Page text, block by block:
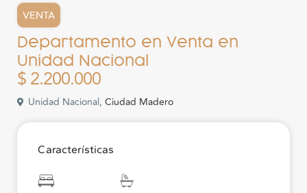
VENTA
Departamento en Venta en
Unidad Nacional
$ 2.200.000
Unidad Nacional, Ciudad Madero
Características